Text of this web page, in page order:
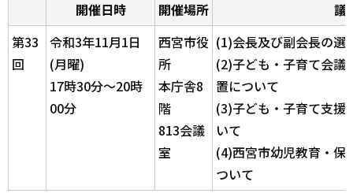
開催日時 開催場所
議
第33
回
令和3年11月1日
(月曜)
17時30分～20時
00分
西宮市役
所
本庁舎8
階
813会議
室
(1)会長及び副会長の選
(2)子ども・子育て会議
置について
(3)子ども・子育て支援
いて
(4)西宮市幼児教育・保
ついて